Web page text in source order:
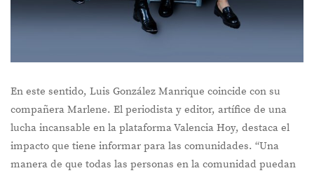
En este sentido, Luis González Manrique coincide con su
compañera Marlene. El periodista y editor, artífice de una
lucha incansable en la plataforma Valencia Hoy, destaca el
impacto que tiene informar para las comunidades. “Una
manera de que todas las personas en la comunidad puedan